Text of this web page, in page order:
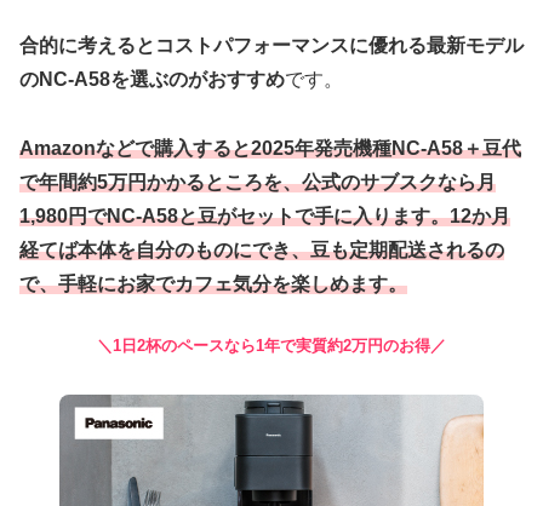
合的に考えるとコストパフォーマンスに優れる最新モデル
のNC-A58を選ぶのがおすすめです。
Amazonなどで購入すると2025年発売機種NC-A58＋豆代
で年間約5万円かかるところを、公式のサブスクなら月
1,980円でNC-A58と豆がセットで手に入ります。12か月
経てば本体を自分のものにでき、豆も定期配送されるの
で、手軽にお家でカフェ気分を楽しめます。
＼1日2杯のペースなら1年で実質約2万円のお得／